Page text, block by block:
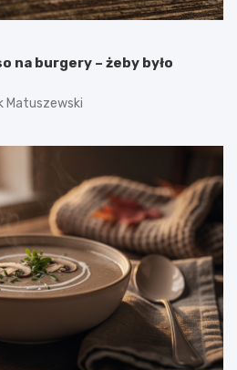
na burgery – żeby było
Matuszewski